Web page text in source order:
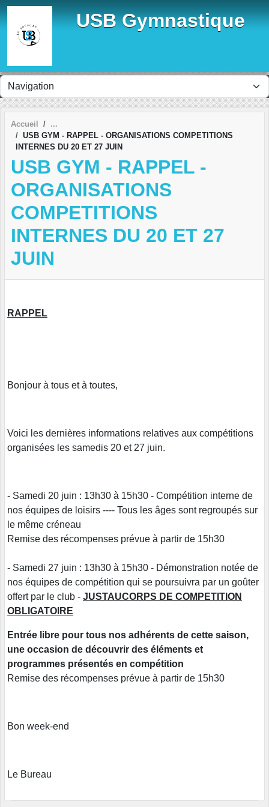
USB Gymnastique
Accueil
USB GYM - RAPPEL - ORGANISATIONS COMPETITIONS
INTERNES DU 20 ET 27 JUIN
USB GYM - RAPPEL -
ORGANISATIONS
COMPETITIONS
INTERNES DU 20 ET 27
JUIN
RAPPEL
Bonjour à tous et à toutes,
Voici les dernières informations relatives aux compétitions
organisées les samedis 20 et 27 juin.
- Samedi 20 juin : 13h30 à 15h30 - Compétition interne de
nos équipes de loisirs ---- Tous les âges sont regroupés sur
le même créneau
Remise des récompenses prévue à partir de 15h30
- Samedi 27 juin : 13h30 à 15h30 - Démonstration notée de
nos équipes de compétition qui se poursuivra par un goûter
offert par le club - JUSTAUCORPS DE COMPETITION
OBLIGATOIRE
Entrée libre pour tous nos adhérents de cette saison,
une occasion de découvrir des éléments et
programmes présentés en compétition
Remise des récompenses prévue à partir de 15h30
Bon week-end
Le Bureau
Panneau de gestion des cookies